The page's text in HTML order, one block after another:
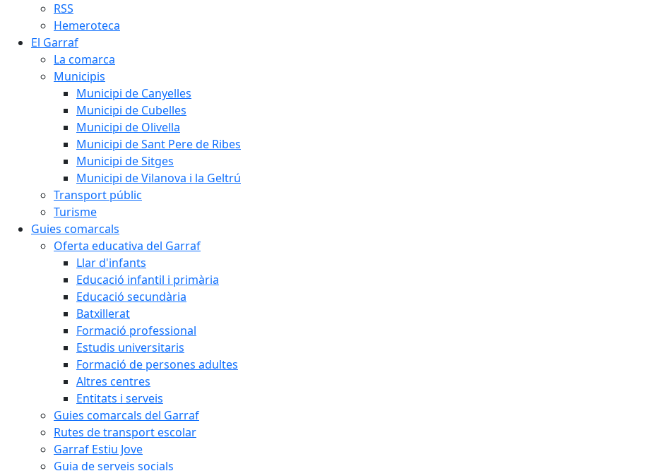
RSS
Hemeroteca
El Garraf
La comarca
Municipis
Municipi de Canyelles
Municipi de Cubelles
Municipi de Olivella
Municipi de Sant Pere de Ribes
Municipi de Sitges
Municipi de Vilanova i la Geltrú
Transport públic
Turisme
Guies comarcals
Oferta educativa del Garraf
Llar d'infants
Educació infantil i primària
Educació secundària
Batxillerat
Formació professional
Estudis universitaris
Formació de persones adultes
Altres centres
Entitats i serveis
Guies comarcals del Garraf
Rutes de transport escolar
Garraf Estiu Jove
Guia de serveis socials